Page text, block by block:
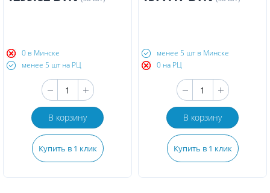
0 в Минске
менее 5 шт на РЦ
В корзину
Купить в 1 клик
менее 5 шт в Минске
0 на РЦ
В корзину
Купить в 1 клик